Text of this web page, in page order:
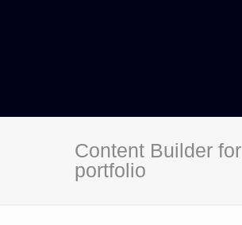
Content Builder for
portfolio